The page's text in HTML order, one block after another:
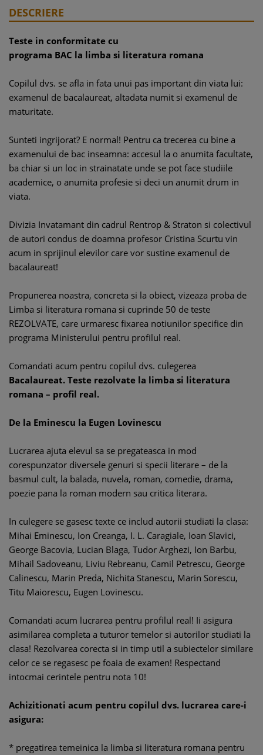
DESCRIERE
Teste in conformitate cu
programa BAC la limba si literatura romana
Copilul dvs. se afla in fata unui pas important din viata lui:
examenul de bacalaureat, altadata numit si examenul de
maturitate.
Sunteti ingrijorat? E normal! Pentru ca trecerea cu bine a
examenului de bac inseamna: accesul la o anumita facultate,
ba chiar si un loc in strainatate unde se pot face studiile
academice, o anumita profesie si deci un anumit drum in
viata.
Divizia Invatamant din cadrul Rentrop & Straton si colectivul
de autori condus de doamna profesor Cristina Scurtu vin
acum in sprijinul elevilor care vor sustine examenul de
bacalaureat!
Propunerea noastra, concreta si la obiect, vizeaza proba de
Limba si literatura romana si cuprinde 50 de teste
REZOLVATE, care urmaresc fixarea notiunilor specifice din
programa Ministerului pentru profilul real.
Comandati acum pentru copilul dvs. culegerea
Bacalaureat. Teste rezolvate la limba si literatura
romana – profil real.
De la Eminescu la Eugen Lovinescu
Lucrarea ajuta elevul sa se pregateasca in mod
corespunzator diversele genuri si specii literare – de la
basmul cult, la balada, nuvela, roman, comedie, drama,
poezie pana la roman modern sau critica literara.
In culegere se gasesc texte ce includ autorii studiati la clasa:
Mihai Eminescu, Ion Creanga, I. L. Caragiale, Ioan Slavici,
George Bacovia, Lucian Blaga, Tudor Arghezi, Ion Barbu,
Mihail Sadoveanu, Liviu Rebreanu, Camil Petrescu, George
Calinescu, Marin Preda, Nichita Stanescu, Marin Sorescu,
Titu Maiorescu, Eugen Lovinescu.
Comandati acum lucrarea pentru profilul real! Ii asigura
asimilarea completa a tuturor temelor si autorilor studiati la
clasa! Rezolvarea corecta si in timp util a subiectelor similare
celor ce se regasesc pe foaia de examen! Respectand
intocmai cerintele pentru nota 10!
Achizitionati acum pentru copilul dvs. lucrarea care-i
asigura:
* pregatirea temeinica la limba si literatura romana pentru